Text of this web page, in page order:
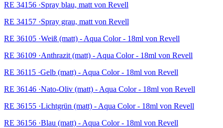
RE 34156 ·Spray blau, matt von Revell
RE 34157 ·Spray grau, matt von Revell
RE 36105 ·Weiß (matt) - Aqua Color - 18ml von Revell
RE 36109 ·Anthrazit (matt) - Aqua Color - 18ml von Revell
RE 36115 ·Gelb (matt) - Aqua Color - 18ml von Revell
RE 36146 ·Nato-Oliv (matt) - Aqua Color - 18ml von Revell
RE 36155 ·Lichtgrün (matt) - Aqua Color - 18ml von Revell
RE 36156 ·Blau (matt) - Aqua Color - 18ml von Revell